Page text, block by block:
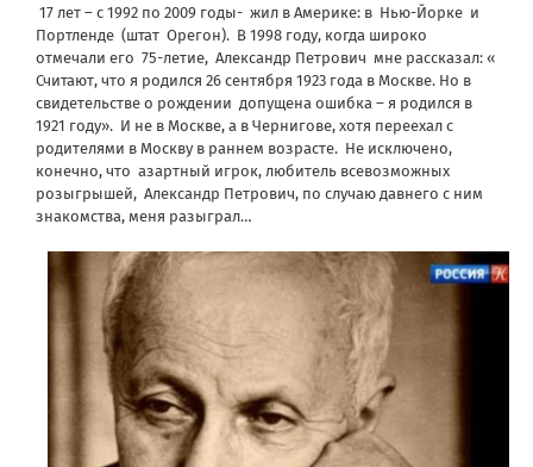
17 лет – с 1992 по 2009 годы- жил в Америке: в Нью-Йорке и
Портленде (штат Орегон). В 1998 году, когда широко
отмечали его 75-летие, Александр Петрович мне рассказал: «
Считают, что я родился 26 сентября 1923 года в Москве. Но в
свидетельстве о рождении допущена ошибка – я родился в
1921 году». И не в Москве, а в Чернигове, хотя переехал с
родителями в Москву в раннем возрасте. Не исключено,
конечно, что азартный игрок, любитель всевозможных
розыгрышей, Александр Петрович, по случаю давнего с ним
знакомства, меня разыграл…